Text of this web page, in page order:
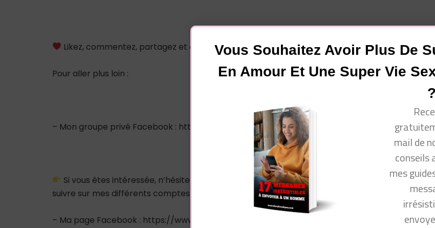
Likez, commentez, partagez et abonnez-vous !
Pour aller plus loin :
– Mon groupe privé Facebook : https://www.facebook.com/groups/communautecyprine/
Si vous êtes intéressée, n’hésitez pas à venir consulter mon site Conseils Séduction Femmes
suivre sur mes différents comptes sociaux :
– Ma page Facebook : https://www.facebook.com/groups/conseilsseductionfemmes/
Vous Souhaitez Avoir Plus De
En Amour Et Une Super Vie
?
mail de
conseils
mes